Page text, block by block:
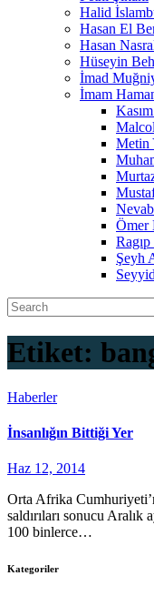
Halid
Hasan El
Hasan
Hüseyin
İmad
İmam
Metin
Ömer
Şeyh
Etiket:
Haberler
İnsanlığın Bittiği Yer
Haz 12, 2014
Orta Afrika
saldırıları sonucu
100 binlerce…
Kategoriler